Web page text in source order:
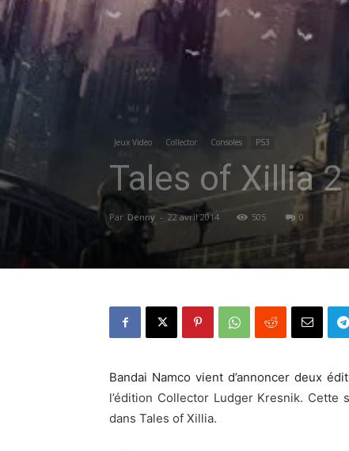
Jeux Video Collector Consoles PS3
Tales of Xillia
Par Denny - 22 avril 2014 505 0
Bandai Namco vient d’annoncer deux
l’édition Collector Ludger Kresnik. Cette
dans Tales of Xillia.